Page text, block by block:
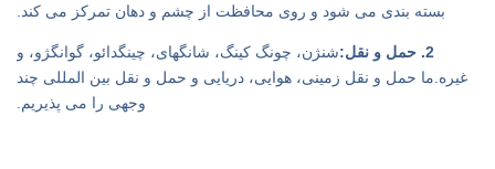
بسته بندی می شود و روی محافظت از چشم و دهان تمرکز می کند.
2. حمل و نقل:
شنژن، چونگ کینگ، شانگهای، چینگدائو، گوانگژو، و
غیره.ما حمل و نقل زمینی، هوایی، دریایی و حمل و نقل بین المللی چند
وجهی را می پذیریم.